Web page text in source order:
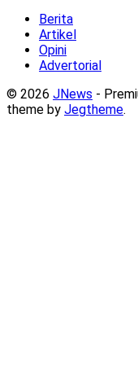
Berita
Artikel
Opini
Advertorial
© 2026 JNews -
theme by Jegtheme.